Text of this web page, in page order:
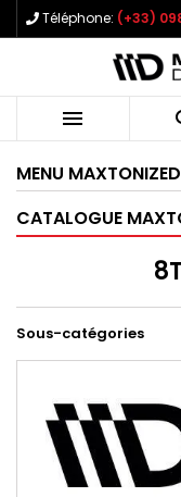
Téléphone: (+33)

MENU MAXTONIZED
CATALOGUE
Sous-catégories